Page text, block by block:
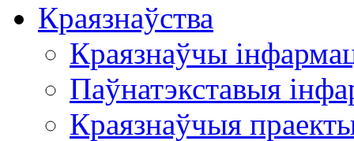
Краязнаўства
Краязнаўчы
Паўнатэкставыя
Краязнаўчыя